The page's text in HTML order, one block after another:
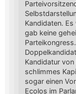
Kandidaten.
gab keine
Kandidatur
schlimmes
sogar einen
Ecolos im